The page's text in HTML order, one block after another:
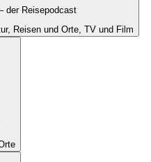
der Reisepodcast
Reisen und Orte, TV und Film